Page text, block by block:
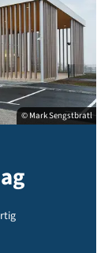
© Mark Sengstbratl